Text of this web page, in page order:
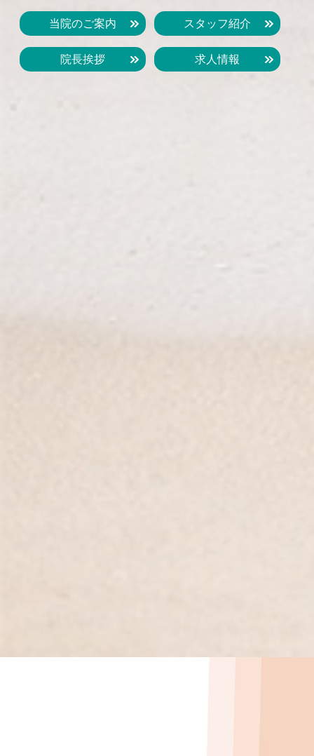
当院のご案内 スタッフ紹介
院長挨拶 求人情報